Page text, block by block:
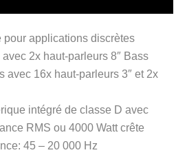
pour applications discrètes
2x haut-parleurs 8″ Bass
avec 16x haut-parleurs 3″ et 2x
intégré de classe D avec
RMS ou 4000 Watt crête
45 – 20 000 Hz